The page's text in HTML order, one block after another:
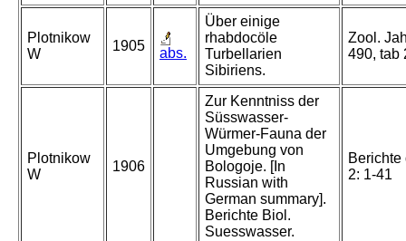
Plotnikow
W
1905 abs.
Über einige
rhabdocöle
Turbellarien
Sibiriens.
Zool.
490, tab
Plotnikow
W
1906
Zur Kenntniss der
Süsswasser-
Würmer-Fauna der
Umgebung von
Bologoje. [In
Russian with
German summary].
Berichte Biol.
Suesswasser.
Berichte
2: 1-41